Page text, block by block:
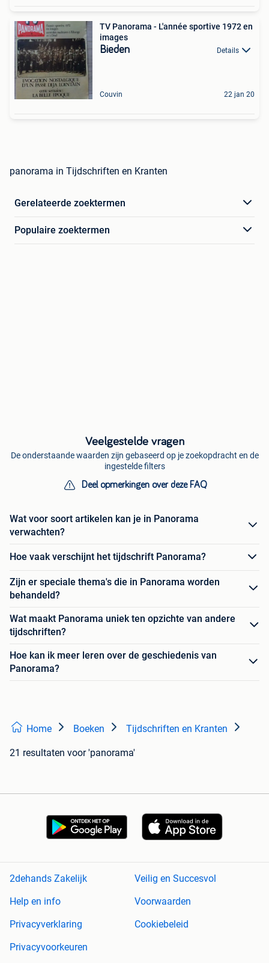
TV Panorama - L'année sportive 1972 en
images
Bieden Details
Couvin 22 jan 20
panorama in Tijdschriften en Kranten
Gerelateerde zoektermen
Populaire zoektermen
Veelgestelde vragen
De onderstaande waarden zijn gebaseerd op je zoekopdracht en de
ingestelde filters
Deel opmerkingen over deze FAQ
Wat voor soort artikelen kan je in Panorama
verwachten?
Hoe vaak verschijnt het tijdschrift Panorama?
Zijn er speciale thema's die in Panorama worden
behandeld?
Wat maakt Panorama uniek ten opzichte van andere
tijdschriften?
Hoe kan ik meer leren over de geschiedenis van
Panorama?
Home Boeken Tijdschriften en Kranten
21 resultaten voor 'panorama'
2dehands Zakelijk
Veilig en Succesvol
Help en info
Voorwaarden
Privacyverklaring
Cookiebeleid
Privacyvoorkeuren